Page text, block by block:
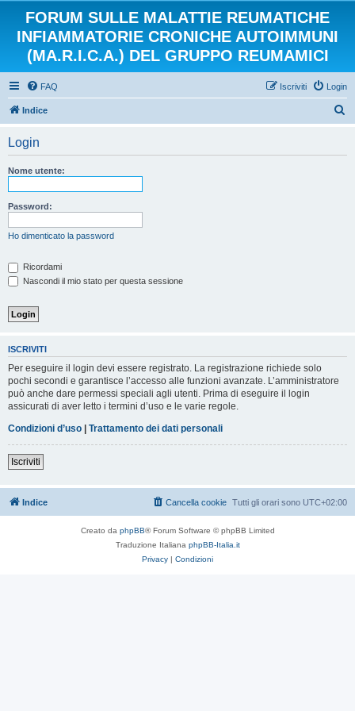
FORUM SULLE MALATTIE REUMATICHE
INFIAMMATORIE CRONICHE AUTOIMMUNI
(MA.R.I.C.A.) DEL GRUPPO REUMAMICI
FAQ Login
Iscriviti
Indice
Login
Nome utente:
Password:
Ho dimenticato la password
Ricordami
Nascondi il mio stato per questa sessione
ISCRIVITI
Per eseguire il login devi essere registrato. La registrazione richiede solo
pochi secondi e garantisce l’accesso alle funzioni avanzate. L’amministratore
può anche dare permessi speciali agli utenti. Prima di eseguire il login
assicurati di aver letto i termini d’uso e le varie regole.
Condizioni d’uso | Trattamento dei dati personali
Iscriviti
Indice Tutti gli orari sono UTC+02:00
Cancella cookie
Creato da phpBB® Forum Software © phpBB Limited
Traduzione Italiana phpBB-Italia.it
Privacy | Condizioni